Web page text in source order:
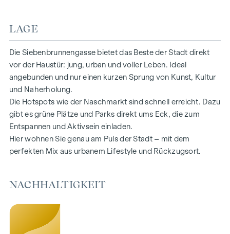
und Bequemlichkeit. In den Dach-geschossen sorgen
Klimasplit-Systeme für ein angenehmes Raumklima.
Lebensräume bereit, Ihre Geschichte zu erzählen. Ob
Balkon, Terrasse oder Garten – die großzügigen Freiflächen
in diesem Neubauprojekt bieten Ihnen einen privaten
Rückzugsort zum Durchatmen. Genießen Sie den Morgen
mit einer Tasse Kaffee oder den Abend mit einem Glas Wein
– Ihr persönlicher Rückzugsort erwartet Sie.
HIGHLIGHTS
67 exklusive Eigentumswohnungen
Gärten, Balkone, Loggien oder Terrassen
26 Tiefgaragenstellplätze
Photovoltaik | Fernwärme
Gemeinschaftsflächen
LAGE
Die Siebenbrunnengasse bietet das Beste der Stadt direkt
vor der Haustür: jung, urban und voller Leben. Ideal
angebunden und nur einen kurzen Sprung von Kunst, Kultur
und Naherholung.
Die Hotspots wie der Naschmarkt sind schnell erreicht. Dazu
gibt es grüne Plätze und Parks direkt ums Eck, die zum
Entspannen und Aktivsein einladen.
Hier wohnen Sie genau am Puls der Stadt – mit dem
perfekten Mix aus urbanem Lifestyle und Rückzugsort.
NACHHALTIGKEIT